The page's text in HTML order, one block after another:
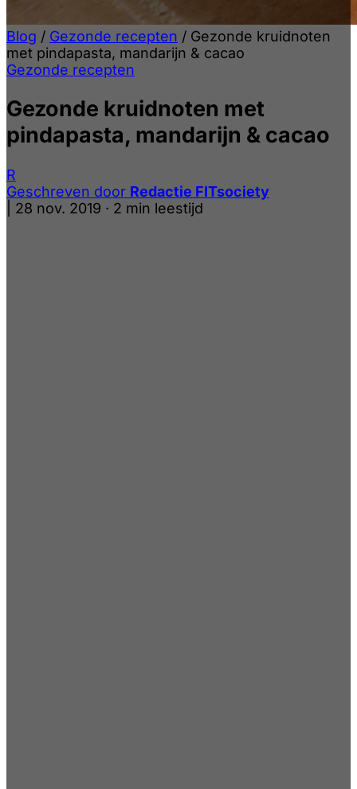
Blog / Gezonde recepten / Gezonde kruidnoten
met pindapasta, mandarijn & cacao
Gezonde recepten
Gezonde kruidnoten met
pindapasta, mandarijn & cacao
R
Geschreven door Redactie FITsociety
28 nov. 2019 · 2 min leestijd